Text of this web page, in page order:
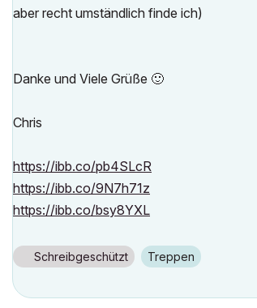
aber recht umständlich finde ich)
Danke und Viele Grüße 🙂
Chris
https://ibb.co/pb4SLcR
https://ibb.co/9N7h71z
https://ibb.co/bsy8YXL
Schreibgeschützt Treppen